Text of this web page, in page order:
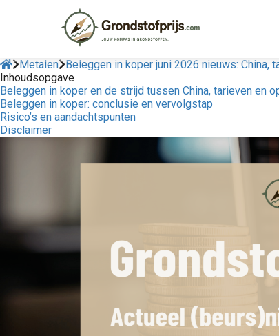
Metalen
Beleggen in koper juni 2026 nieuws:
Inhoudsopgave
Beleggen in koper en de strijd tussen China, tarieven en
Beleggen in koper: conclusie en vervolgstap
Risico’s en aandachtspunten
Disclaimer